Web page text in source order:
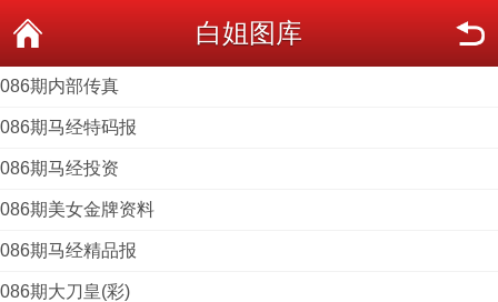
白姐图库
086期内部传真
086期马经特码报
086期马经投资
086期美女金牌资料
086期马经精品报
086期大刀皇(彩)